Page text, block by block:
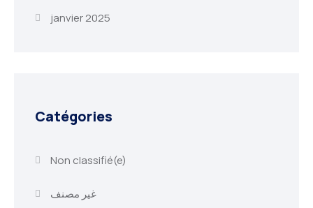
janvier 2025
Catégories
Non classifié(e)
غير مصنف